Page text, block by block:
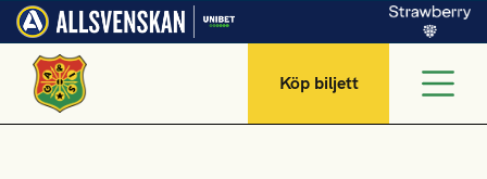
Köp biljett